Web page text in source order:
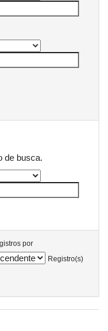
de busca.
por
Registro(s)